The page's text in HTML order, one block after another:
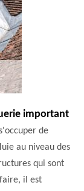
important
de
au niveau des
qui sont
il est